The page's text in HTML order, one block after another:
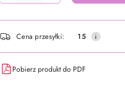
Dostępność
i
dostawa
Cena przesyłki: 15
Pobierz produkt do PDF